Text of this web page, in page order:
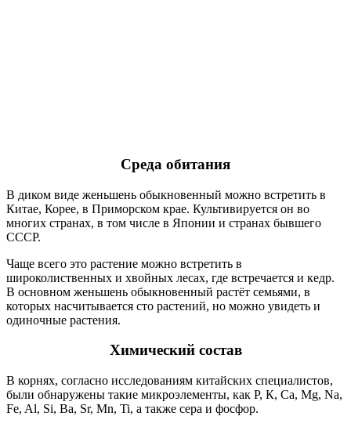
Среда обитания
В диком виде женьшень обыкновенный можно встретить в
Китае, Корее, в Приморском крае. Культивируется он во
многих странах, в том числе в Японии и странах бывшего
СССР.
Чаще всего это растение можно встретить в
широколиственных и хвойных лесах, где встречается и кедр.
В основном женьшень обыкновенный растёт семьями, в
которых насчитывается сто растений, но можно увидеть и
одиночные растения.
Химический состав
В корнях, согласно исследованиям китайских специалистов,
были обнаружены такие микроэлементы, как Р, К, Са, Mg, Na,
Fe, Al, Si, Ba, Sr, Mn, Ti, а также сера и фосфор.